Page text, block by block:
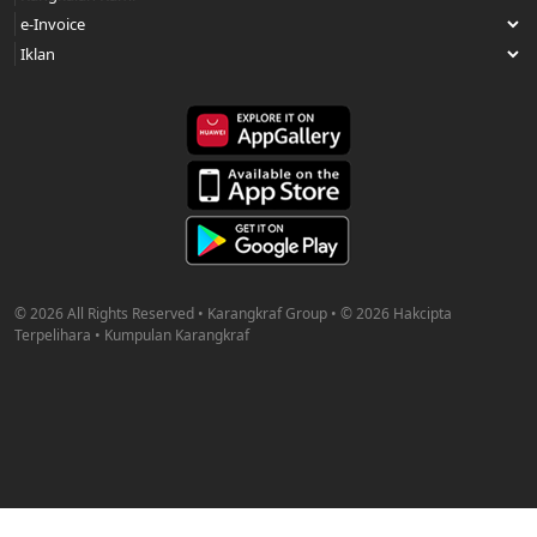
© 2026 All Rights Reserved • Karangkraf Group • © 2026 Hakcipta
Terpelihara • Kumpulan Karangkraf